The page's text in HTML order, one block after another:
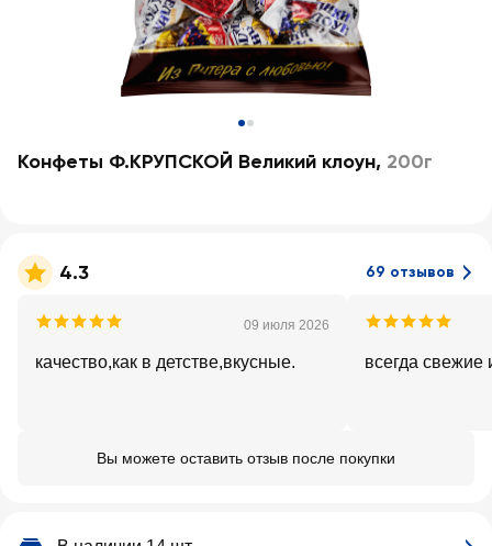
Конфеты Ф.КРУПСКОЙ Великий клоун, 200г
4.3 69 отзывов
09 июля 2026
качество,как в детстве,вкусные. всегда свежие
Вы можете оставить отзыв после покупки